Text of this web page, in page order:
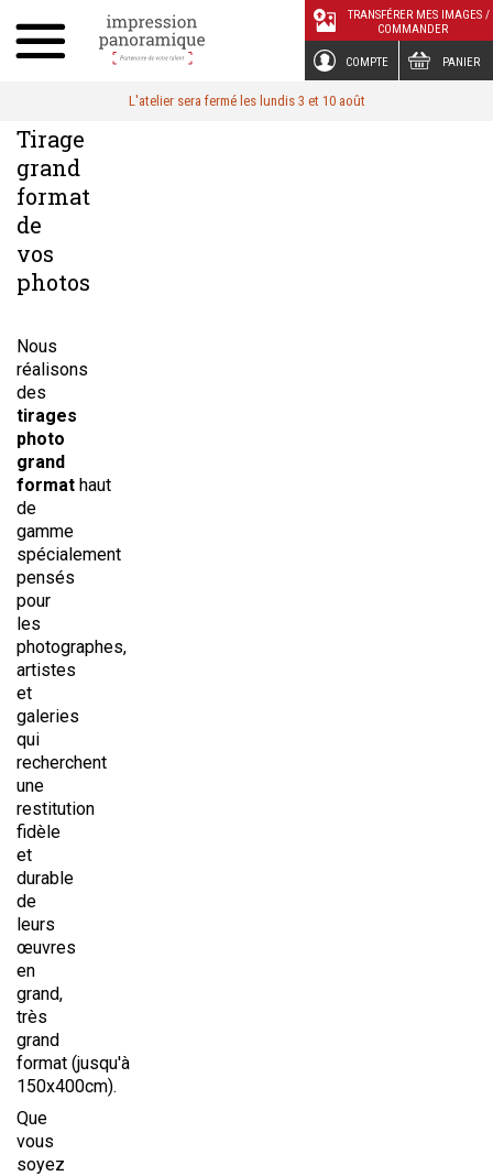
COMPTE PANIER
TRANSFÉRER MES IMAGES /
COMMANDER
L'atelier sera fermé les lundis 3 et 10 août
Tirage
grand
format
de
vos
photos
Nous
réalisons
des
tirages
photo
grand
format haut
de
gamme
spécialement
pensés
pour
les
photographes,
artistes
et
galeries
qui
recherchent
une
restitution
fidèle
et
durable
de
leurs
œuvres
en
grand,
très
grand
format (jusqu'à
150x400cm).
Que
vous
soyez